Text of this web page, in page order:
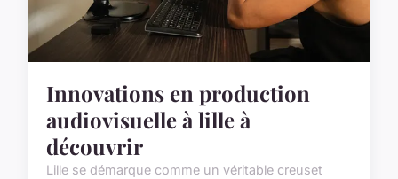
Innovations en production
audiovisuelle à lille à
découvrir
Lille se démarque comme un véritable creuset